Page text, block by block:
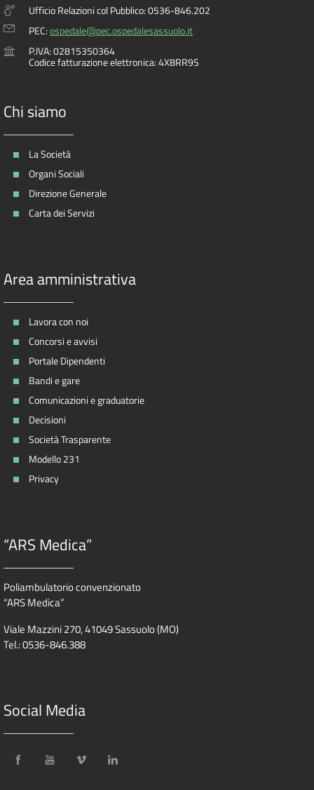
Ufficio Relazioni col Pubblico: 0536-846.202
PEC:ospedale@pec.ospedalesassuolo.it
P.IVA: 02815350364
Codice fatturazione elettronica: 4X8RR9S
Chi siamo
La Società
Organi Sociali
Direzione Generale
Carta dei Servizi
Area amministrativa
Lavora con noi
Concorsi e avvisi
Portale Dipendenti
Bandi e gare
Comunicazioni e graduatorie
Decisioni
Società Trasparente
Modello 231
Privacy
“ARS Medica”
Poliambulatorio convenzionato
“ARS Medica”
Viale Mazzini 270, 41049 Sassuolo (MO)
Tel.: 0536-846.388
Social Media